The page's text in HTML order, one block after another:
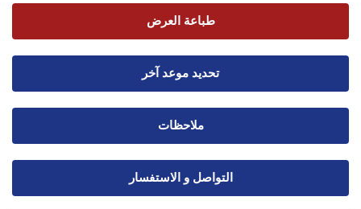
طباعة العرض
تحديد موعد آخر
ملاحظات
التواصل و الاستفسار